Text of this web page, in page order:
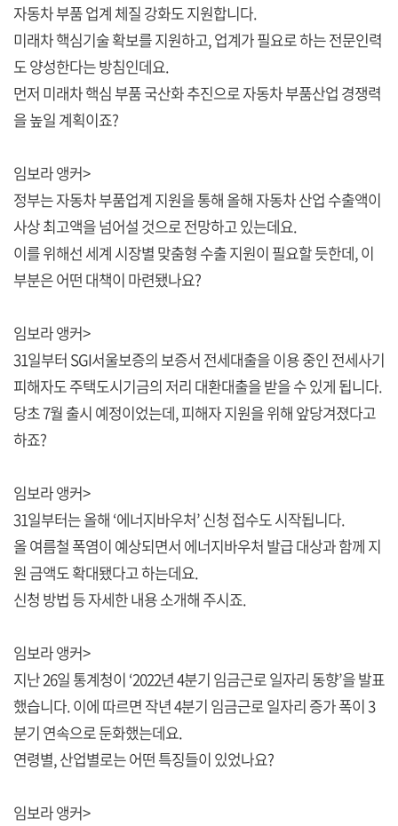
자동차 부품 업계 체질 강화도 지원합니다.
미래차 핵심기술 확보를 지원하고, 업계가 필요로 하는 전문인력
도 양성한다는 방침인데요.
먼저 미래차 핵심 부품 국산화 추진으로 자동차 부품산업 경쟁력
을 높일 계획이죠?
임보라 앵커>
정부는 자동차 부품업계 지원을 통해 올해 자동차 산업 수출액이
사상 최고액을 넘어설 것으로 전망하고 있는데요.
이를 위해선 세계 시장별 맞춤형 수출 지원이 필요할 듯한데, 이
부분은 어떤 대책이 마련됐나요?
임보라 앵커>
31일부터 SGI서울보증의 보증서 전세대출을 이용 중인 전세사기
피해자도 주택도시기금의 저리 대환대출을 받을 수 있게 됩니다.
당초 7월 출시 예정이었는데, 피해자 지원을 위해 앞당겨졌다고
하죠?
임보라 앵커>
31일부터는 올해 ‘에너지바우처’ 신청 접수도 시작됩니다.
올 여름철 폭염이 예상되면서 에너지바우처 발급 대상과 함께 지
원 금액도 확대됐다고 하는데요.
신청 방법 등 자세한 내용 소개해 주시죠.
임보라 앵커>
지난 26일 통계청이 ‘2022년 4분기 임금근로 일자리 동향’을 발표
했습니다. 이에 따르면 작년 4분기 임금근로 일자리 증가 폭이 3
분기 연속으로 둔화했는데요.
연령별, 산업별로는 어떤 특징들이 있었나요?
임보라 앵커>